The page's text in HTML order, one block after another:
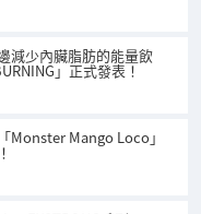
減少內臟脂肪的能量飲
」正式發表！
Monster Mango Loco」